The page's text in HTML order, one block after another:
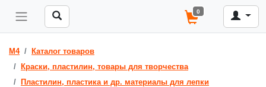
0
M4
Каталог товаров
Краски, пластилин, товары для творчества
Пластилин, пластика и др. материалы для лепки